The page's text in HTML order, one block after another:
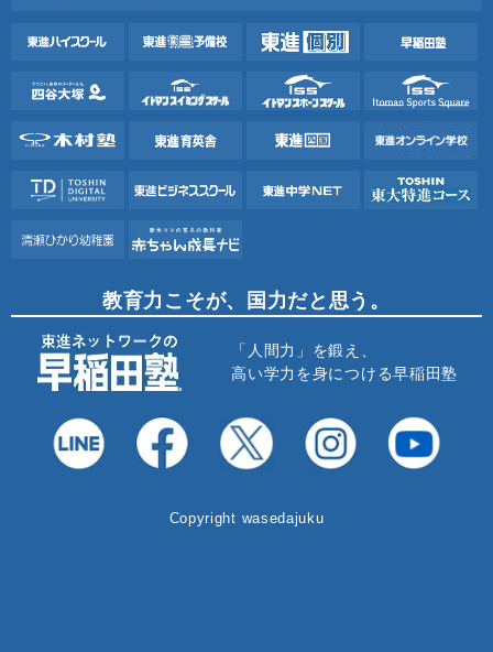
教育力こそが、国力だと思う。
「人間力」を鍛え、
高い学力を身につける早稲田塾
Copyright wasedajuku